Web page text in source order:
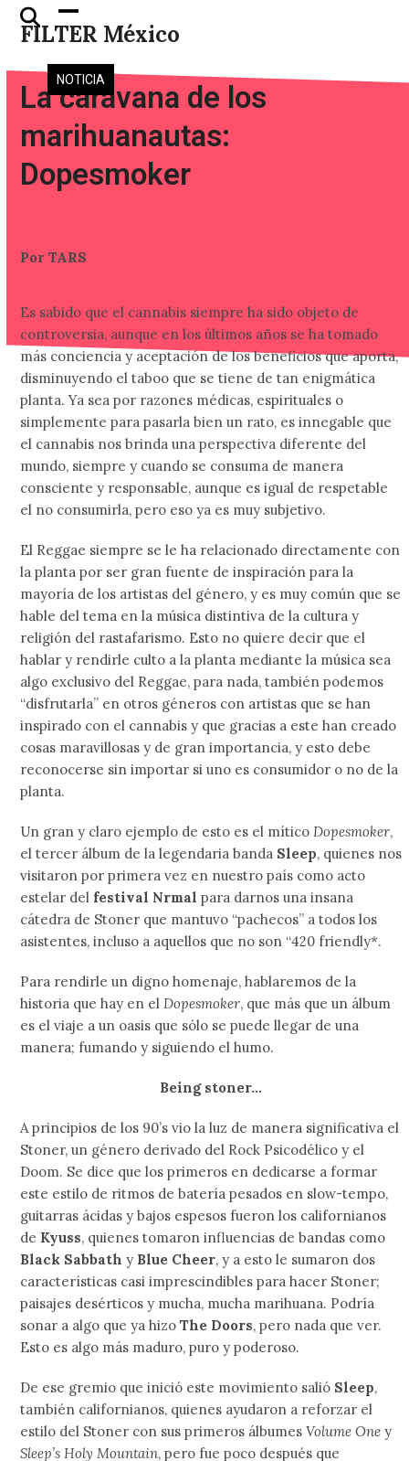
Skip
FILTER México
Open
mobile
menu
Close
mobile
menu
NOTICIA
La caravana de los
marihuanautas:
Dopesmoker
Por TARS
Es sabido que el cannabis siempre ha sido objeto de
controversia, aunque en los últimos años se ha tomado
más conciencia y aceptación de los beneficios que aporta,
disminuyendo el taboo que se tiene de tan enigmática
planta. Ya sea por razones médicas, espirituales o
simplemente para pasarla bien un rato, es innegable que
el cannabis nos brinda una perspectiva diferente del
mundo, siempre y cuando se consuma de manera
consciente y responsable, aunque es igual de respetable
el no consumirla, pero eso ya es muy subjetivo.
El Reggae siempre se le ha relacionado directamente con
la planta por ser gran fuente de inspiración para la
mayoría de los artistas del género, y es muy común que se
hable del tema en la música distintiva de la cultura y
religión del rastafarismo. Esto no quiere decir que el
hablar y rendirle culto a la planta mediante la música sea
algo exclusivo del Reggae, para nada, también podemos
“disfrutarla” en otros géneros con artistas que se han
inspirado con el cannabis y que gracias a este han creado
cosas maravillosas y de gran importancia, y esto debe
reconocerse sin importar si uno es consumidor o no de la
planta.
Un gran y claro ejemplo de esto es el míticoDopesmoker,
el tercer álbum de la legendaria banda Sleep, quienes nos
visitaron por primera vez en nuestro país como acto
estelar del festival Nrmal para darnos una insana
cátedra de Stoner que mantuvo “pachecos” a todos los
asistentes, incluso a aquellos que no son “420 friendly*.
Para rendirle un digno homenaje, hablaremos de la
historia que hay en el Dopesmoker, que más que un álbum
es el viaje a un oasis que sólo se puede llegar de una
manera; fumando y siguiendo el humo.
Being stoner…
A principios de los 90’s vio la luz de manera significativa el
Stoner, un género derivado del Rock Psicodélico y el
Doom. Se dice que los primeros en dedicarse a formar
este estilo de ritmos de batería pesados en slow-tempo,
guitarras ácidas y bajos espesos fueron los californianos
de Kyuss, quienes tomaron influencias de bandas como
Black Sabbath y Blue Cheer, y a esto le sumaron dos
características casi imprescindibles para hacer Stoner;
paisajes desérticos y mucha, mucha marihuana. Podría
sonar a algo que ya hizoThe Doors, pero nada que ver.
Esto es algo más maduro, puro y poderoso.
De ese gremio que inició este movimiento salió Sleep,
también californianos, quienes ayudaron a reforzar el
estilo del Stoner con sus primeros álbumes Volume One y
Sleep’s Holy Mountain, pero fue poco después que